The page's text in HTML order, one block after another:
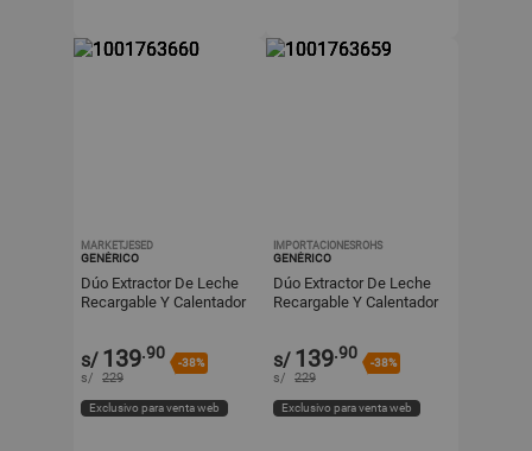
MARKETJESED
GENÉRICO
Dúo Extractor De Leche
Recargable Y Calentador
s/ 139.90
-38%
s/ 229
Exclusivo para venta web
IMPORTACIONESROHS
GENÉRICO
Dúo Extractor De Leche
Recargable Y Calentador
s/ 139.90
-38%
s/ 229
Exclusivo para venta web